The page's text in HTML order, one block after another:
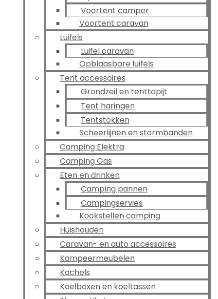
Voortent camper
Voortent caravan
Luifels
Luifel caravan
Opblaasbare luifels
Tent accessoires
Grondzeil en tenttapijt
Tent haringen
Tentstokken
Scheerlijnen en stormbanden
Camping Elektra
Camping Gas
Eten en drinken
Camping pannen
Campingservies
Kookstellen camping
Huishouden
Caravan- en auto accessoires
Kampeermeubelen
Kachels
Koelboxen en koeltassen